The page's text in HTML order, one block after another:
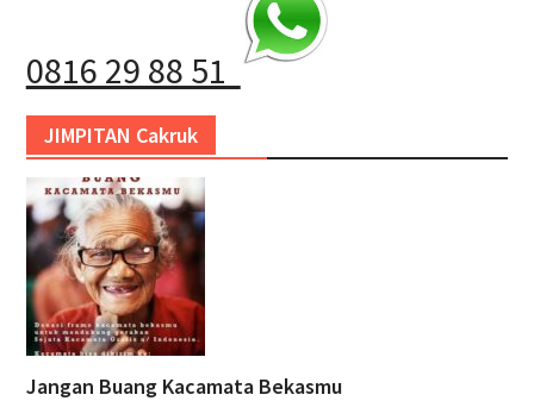
0816 29 88 51
JIMPITAN Cakruk
Jangan Buang Kacamata Bekasmu